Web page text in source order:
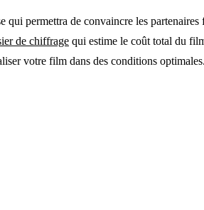
qui permettra de convaincre les
de chiffrage qui estime le coût total du
votre film dans des conditions optimales.